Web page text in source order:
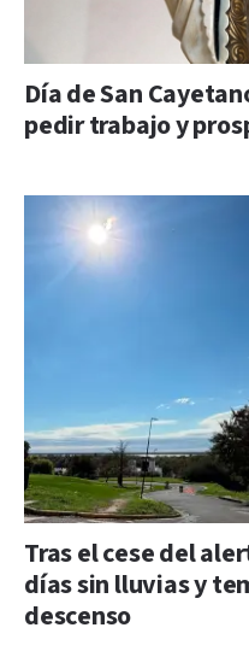
Día de San
pedir trabajo y
Tras el cese del
días sin lluvias y
descenso